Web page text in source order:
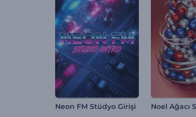
Neon FM Stüdyo Girişi